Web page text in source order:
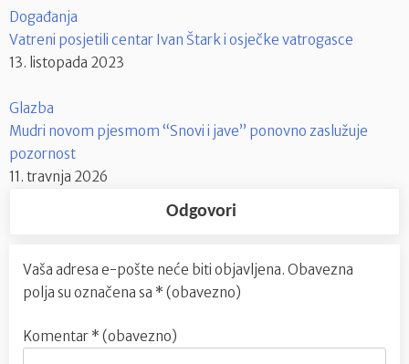
Događanja
Vatreni posjetili centar Ivan Štark i osječke vatrogasce
13. listopada 2023
Glazba
Mudri novom pjesmom “Snovi i jave” ponovno zaslužuje
pozornost
11. travnja 2026
Odgovori
Vaša adresa e-pošte neće biti objavljena. Obavezna
polja su označena sa * (obavezno)
Komentar * (obavezno)